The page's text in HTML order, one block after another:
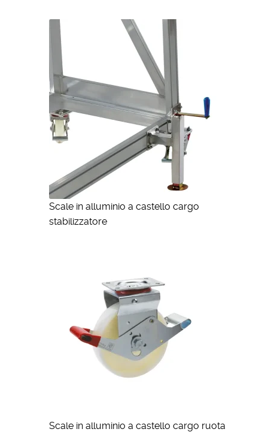
Scale in alluminio a castello cargo
stabilizzatore
Scale in alluminio a castello cargo ruota